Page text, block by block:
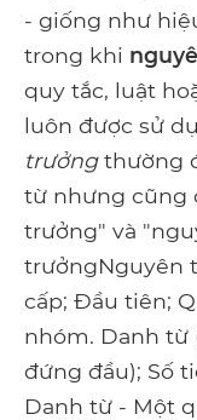
- giống như
trong khi
quy tắc, luật
luôn được sử
trưởngthường
từ nhưng cũng
trưởng" và
trưởngNguyên
cấp; Đầu tiên;
nhóm. Danh từ
đứng đầu); Số
Danh từ - Một